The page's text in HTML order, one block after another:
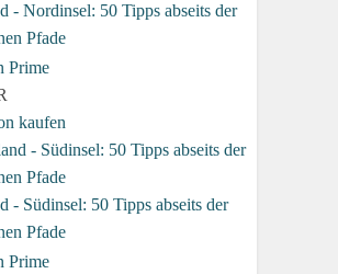
- Nordinsel: 50 Tipps abseits der
Pfade
kaufen
- Südinsel: 50 Tipps abseits der
Pfade